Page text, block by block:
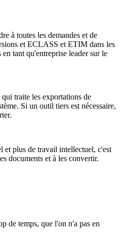
à toutes les demandes et de
et ECLASS et ETIM dans les
tant qu'entreprise leader sur le
traite les exportations de
Si un outil tiers est nécessaire,
et plus de travail intellectuel, c'est
documents et à les convertir.
de temps, que l'on n'a pas en